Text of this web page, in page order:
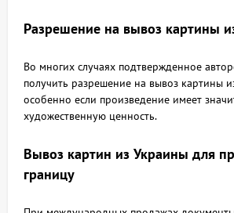
Разрешение на вывоз картины
Во многих случаях подтвержденное
получить разрешение на вывоз картины
особенно если произведение имеет
художественную ценность.
Вывоз картин из Украины для
границу